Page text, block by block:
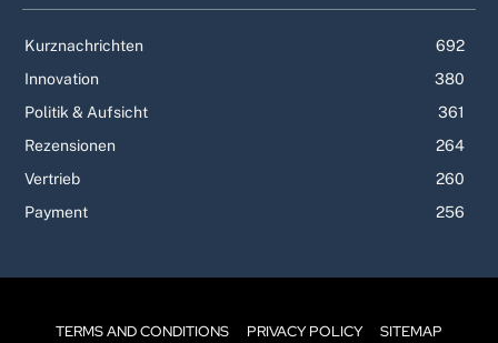
Kurznachrichten
692
Innovation
380
Politik & Aufsicht
361
Rezensionen
264
Vertrieb
260
Payment
256
TERMS AND CONDITIONS PRIVACY POLICY SITEMAP